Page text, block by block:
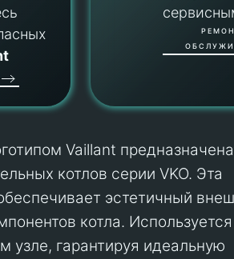
Vaillant
котлов серии VKO. Эта
эстетичный
котла. Используется
узле, гарантируя идеальную